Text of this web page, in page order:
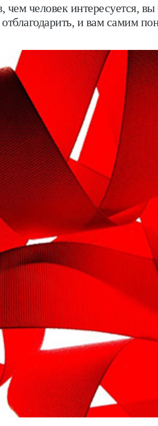
чем человек интересуется, вы
отблагодарить, и вам самим